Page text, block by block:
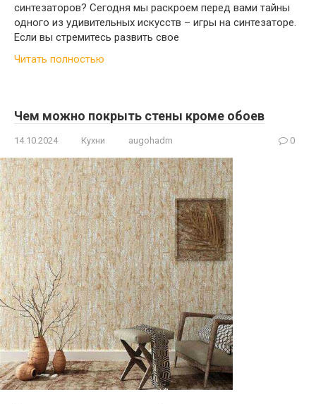
синтезаторов? Сегодня мы раскроем перед вами тайны
одного из удивительных искусств – игры на синтезаторе.
Если вы стремитесь развить свое
Читать полностью
Чем можно покрыть стены кроме обоев
14.10.2024 Кухни augohadm 0